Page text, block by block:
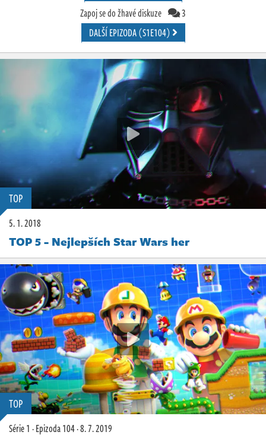
Zapoj se do žhavé diskuze
3
DALŠÍ EPIZODA (S1E104)
TOP
5. 1. 2018
TOP 5 - Nejlepších Star Wars her
TOP
Série 1 ·Epizoda 104·8. 7. 2019